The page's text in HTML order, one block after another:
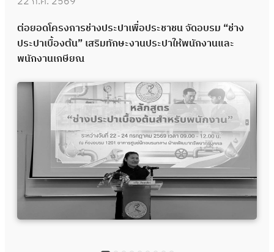
ต่อยอดโครงการช่างประปาเพื่อประชาชน จัดอบรม “ช่าง
ประปาเบื้องต้น” เสริมทักษะงานประปาให้พนักงานและ
พนักงานเกษียณ